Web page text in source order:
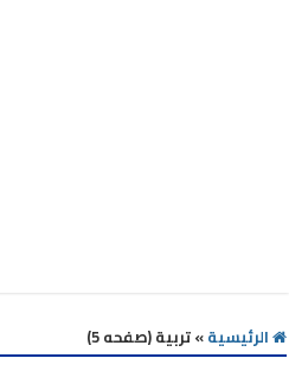
الرئيسية»تربية (صفحه 5)